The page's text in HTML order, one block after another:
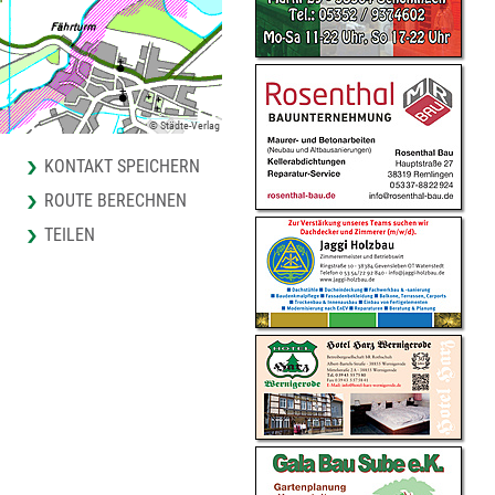
© Städte-Verlag
KONTAKT SPEICHERN
ROUTE BERECHNEN
TEILEN